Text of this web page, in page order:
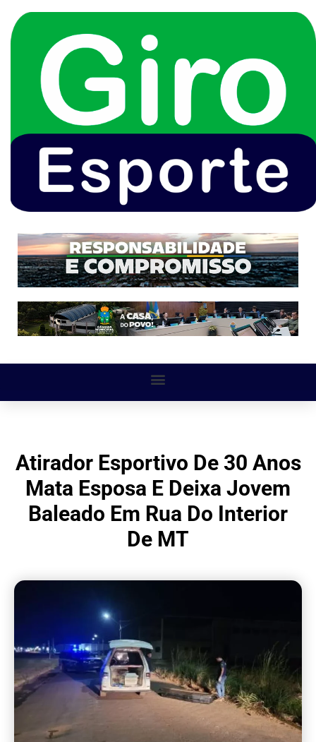
Atirador Esportivo De 30 Anos
Mata Esposa E Deixa Jovem
Baleado Em Rua Do Interior
De MT